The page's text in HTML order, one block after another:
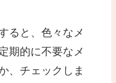
ると、色々なメ
期的に不要なメ
、チェックしま